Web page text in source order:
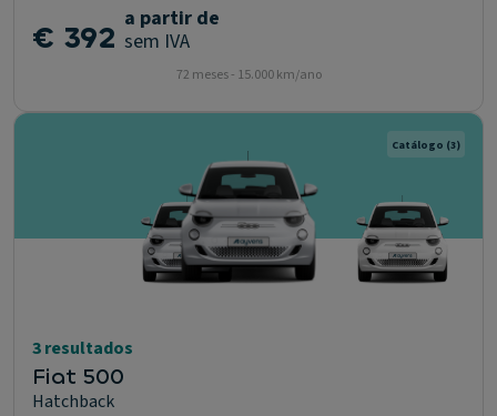
€ 392 a partir de
sem IVA
72 meses - 15.000 km/ano
Catálogo (3)
3 resultados
Fiat 500
Hatchback